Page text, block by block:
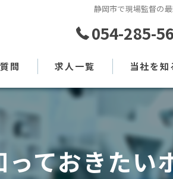
静岡市で現場監督の
054-285-
問 求人一覧 当社を知
土木作業員
現場監督
未経験
ておきたい